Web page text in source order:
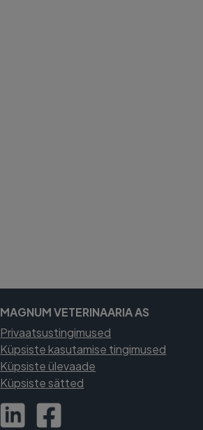
MAGNUM VETERINAARIA AS
Privaatsustingimused
Küpsiste kasutamise tingimused
Küpsiste ülevaade
Küpsiste sätted